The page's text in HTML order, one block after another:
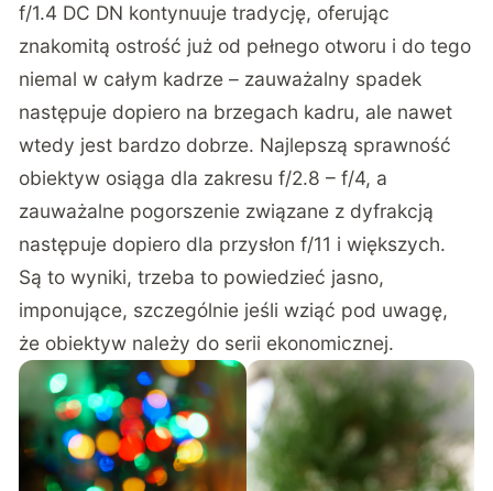
f/1.4 DC DN kontynuuje tradycję, oferując
znakomitą ostrość już od pełnego otworu i do tego
niemal w całym kadrze – zauważalny spadek
następuje dopiero na brzegach kadru, ale nawet
wtedy jest bardzo dobrze. Najlepszą sprawność
obiektyw osiąga dla zakresu f/2.8 – f/4, a
zauważalne pogorszenie związane z dyfrakcją
następuje dopiero dla przysłon f/11 i większych.
Są to wyniki, trzeba to powiedzieć jasno,
imponujące, szczególnie jeśli wziąć pod uwagę,
że obiektyw należy do serii ekonomicznej.